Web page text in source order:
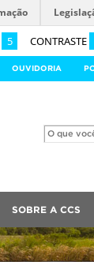
5 CONTRASTE
OUVIDORIA
SOBRE A CCS